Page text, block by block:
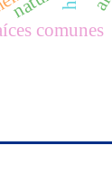
comunes